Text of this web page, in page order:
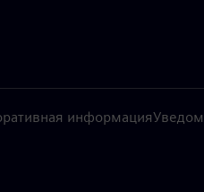
информация